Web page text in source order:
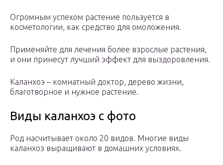
Огромным успехом растение пользуется в
косметологии, как средство для омоложения.
Применяйте для лечения более взрослые растения,
и они принесут лучший эффект для выздоровления.
Каланхоэ – комнатный доктор, дерево жизни,
благотворное и нужное растение.
Виды каланхоэ с фото
Род насчитывает около 20 видов. Многие виды
каланхоэ выращивают в домашних условиях.